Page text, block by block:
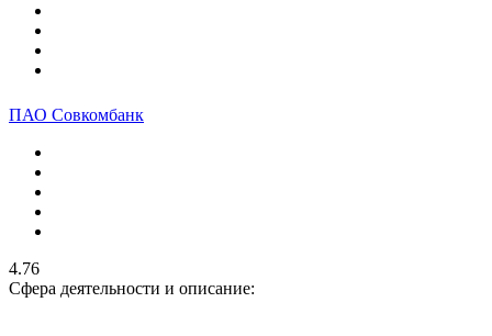
ПАО Совкомбанк
4.76
Сфера деятельности и описание: